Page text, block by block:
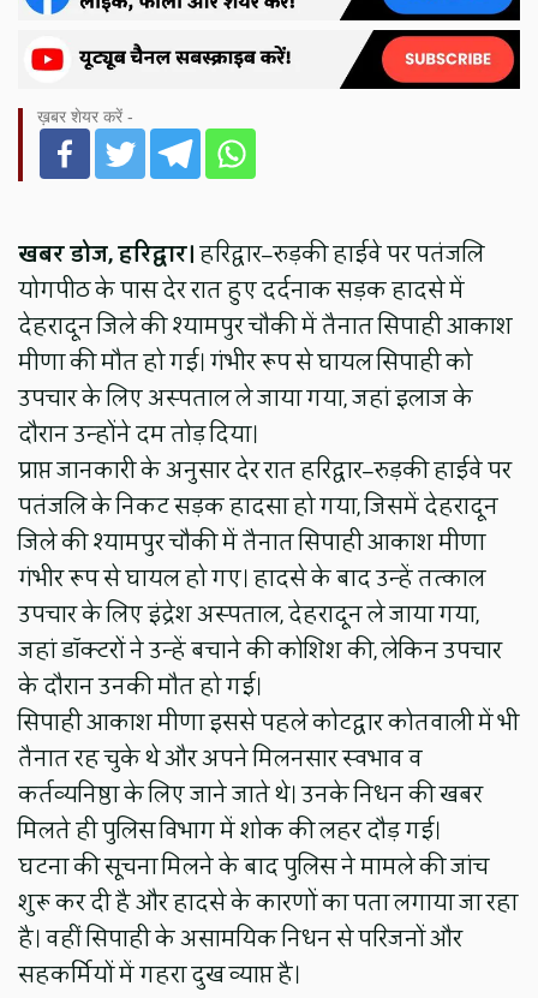
ख़बर शेयर करें -
खबर डोज, हरिद्वार।हरिद्वार–रुड़की हाईवे पर पतंजलि
योगपीठ के पास देर रात हुए दर्दनाक सड़क हादसे में
देहरादून जिले की श्यामपुर चौकी में तैनात सिपाही आकाश
मीणा की मौत हो गई। गंभीर रूप से घायल सिपाही को
उपचार के लिए अस्पताल ले जाया गया, जहां इलाज के
दौरान उन्होंने दम तोड़ दिया।
प्राप्त जानकारी के अनुसार देर रात हरिद्वार–रुड़की हाईवे पर
पतंजलि के निकट सड़क हादसा हो गया, जिसमें देहरादून
जिले की श्यामपुर चौकी में तैनात सिपाही आकाश मीणा
गंभीर रूप से घायल हो गए। हादसे के बाद उन्हें तत्काल
उपचार के लिए इंद्रेश अस्पताल, देहरादून ले जाया गया,
जहां डॉक्टरों ने उन्हें बचाने की कोशिश की, लेकिन उपचार
के दौरान उनकी मौत हो गई।
सिपाही आकाश मीणा इससे पहले कोटद्वार कोतवाली में भी
तैनात रह चुके थे और अपने मिलनसार स्वभाव व
कर्तव्यनिष्ठा के लिए जाने जाते थे। उनके निधन की खबर
मिलते ही पुलिस विभाग में शोक की लहर दौड़ गई।
घटना की सूचना मिलने के बाद पुलिस ने मामले की जांच
शुरू कर दी है और हादसे के कारणों का पता लगाया जा रहा
है। वहीं सिपाही के असामयिक निधन से परिजनों और
सहकर्मियों में गहरा दुख व्याप्त है।